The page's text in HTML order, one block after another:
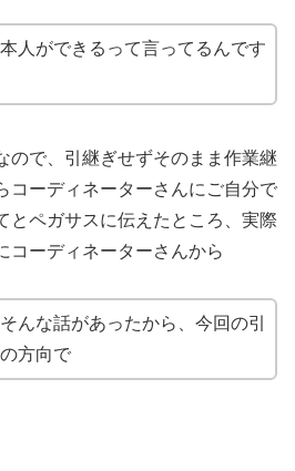
人ができるって言ってるんです
ので、引継ぎせずそのまま作業継
コーディネーターさんにご自分で
とペガサスに伝えたところ、実際
コーディネーターさんから
んな話があったから、今回の引
方向で